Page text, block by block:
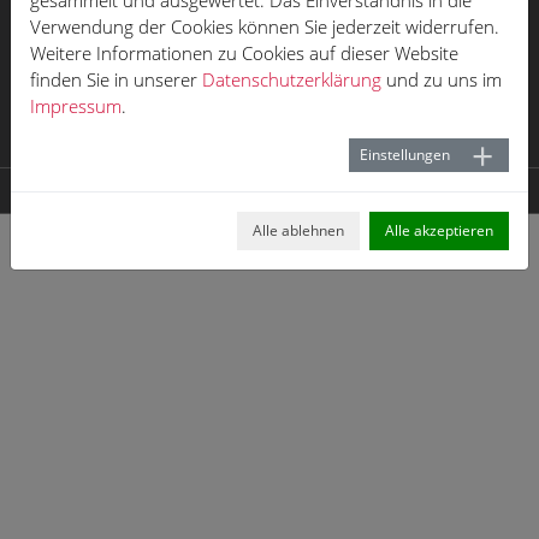
Impressum
Datenschutz
Öffnungszeiten
Karriere
Verwendung der Cookies können Sie jederzeit widerrufen.
Weitere Informationen zu Cookies auf dieser Website
finden Sie in unserer Datenschutzerklärung und zu uns im
Impressum.
Einstellungen
Alle ablehnen Alle akzeptieren